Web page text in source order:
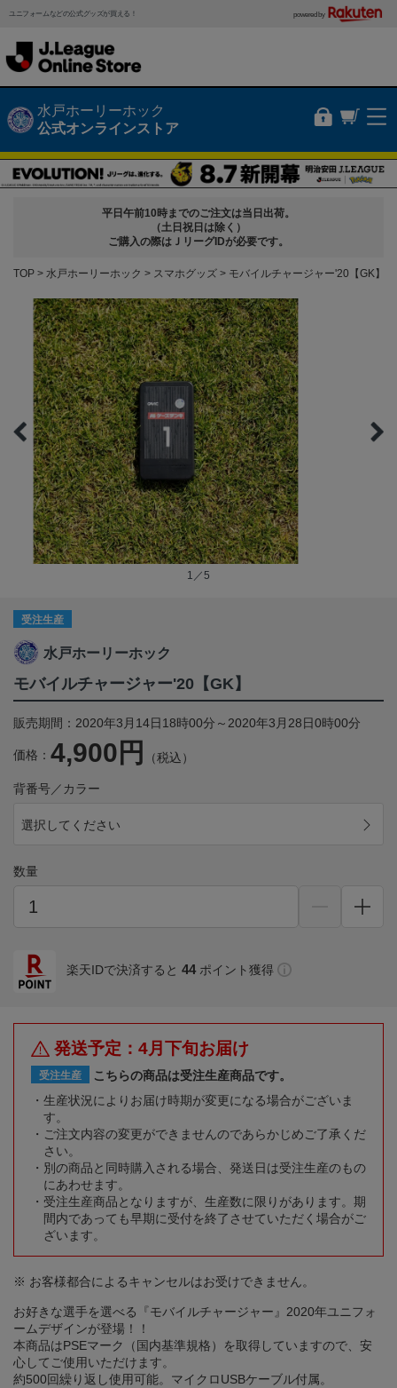
ユニフォームなどの公式グッズが買える！ powered by
水戸ホーリーホック
公式オンラインストア
平日午前10時までのご注文は当日出荷。
（土日祝日は除く）
ご購入の際はＪリーグIDが必要です。
TOP 水戸ホーリーホック スマホグッズ モバイルチャージャー'20【GK】
1／5
受注生産
水戸ホーリーホック
モバイルチャージャー'20【GK】
販売期間：2020年3月14日18時00分～2020年3月28日0時00分
価格： 4,900円 （税込）
背番号／カラー
選択してください
数量
楽天IDで決済すると 44 ポイント獲得
発送予定：4月下旬お届け
受注生産
こちらの商品は受注生産商品です。
生産状況によりお届け時期が変更になる場合がございま
す。
ご注文内容の変更ができませんのであらかじめご了承くだ
さい。
別の商品と同時購入される場合、発送日は受注生産のもの
にあわせます。
受注生産商品となりますが、生産数に限りがあります。期
間内であっても早期に受付を終了させていただく場合がご
ざいます。
※ お客様都合によるキャンセルはお受けできません。
お好きな選手を選べる『モバイルチャージャー』2020年ユニフォ
ームデザインが登場！！
本商品はPSEマーク（国内基準規格）を取得していますので、安
心してご使用いただけます。
約500回繰り返し使用可能。マイクロUSBケーブル付属。